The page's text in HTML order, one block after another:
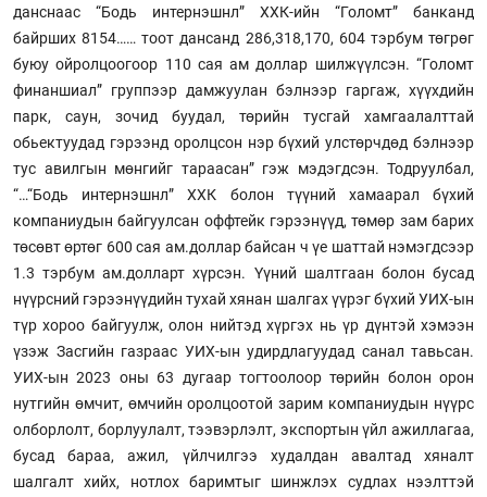
данснаас “Бодь интернэшнл” ХХК-ийн “Голомт” банканд
байрших 8154…… тоот дансанд 286,318,170, 604 тэрбум төгрөг
буюу ойролцоогоор 110 сая ам доллар шилжүүлсэн. “Голомт
финаншиал” группээр дамжуулан бэлнээр гаргаж, хүүхдийн
парк, саун, зочид буудал, төрийн тусгай хамгаалалттай
обьектуудад гэрээнд оролцсон нэр бүхий улстөрчдөд бэлнээр
тус авилгын мөнгийг тараасан” гэж мэдэгдсэн. Тодруулбал,
“…“Бодь интернэшнл” ХХК болон түүний хамаарал бүхий
компаниудын байгуулсан оффтейк гэрээнүүд, төмөр зам барих
төсөвт өртөг 600 сая ам.доллар байсан ч үе шаттай нэмэгдсээр
1.3 тэрбум ам.долларт хүрсэн. Үүний шалтгаан болон бусад
нүүрсний гэрээнүүдийн тухай хянан шалгах үүрэг бүхий УИХ-ын
түр хороо байгуулж, олон нийтэд хүргэх нь үр дүнтэй хэмээн
үзэж Засгийн газраас УИХ-ын удирдлагуудад санал тавьсан.
УИХ-ын 2023 оны 63 дугаар тогтоолоор төрийн болон орон
нутгийн өмчит, өмчийн оролцоотой зарим компаниудын нүүрс
олборлолт, борлуулалт, тээвэрлэлт, экспортын үйл ажиллагаа,
бусад бараа, ажил, үйлчилгээ худалдан авалтад хяналт
шалгалт хийх, нотлох баримтыг шинжлэх судлах нээлттэй